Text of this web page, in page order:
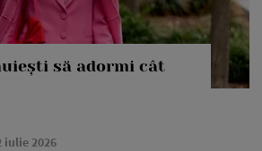
să adormi cât
iulie 2026